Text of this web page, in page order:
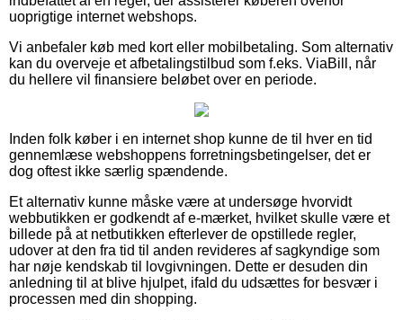
uoprigtige internet webshops.
Vi anbefaler køb med kort eller mobilbetaling. Som alternativ
kan du overveje et afbetalingstilbud som f.eks. ViaBill, når
du hellere vil finansiere beløbet over en periode.
Inden folk køber i en internet shop kunne de til hver en tid
gennemlæse webshoppens forretningsbetingelser, det er
dog oftest ikke særlig spændende.
Et alternativ kunne måske være at undersøge hvorvidt
webbutikken er godkendt af e-mærket, hvilket skulle være et
billede på at netbutikken efterlever de opstillede regler,
udover at den fra tid til anden revideres af sagkyndige som
har nøje kendskab til lovgivningen. Dette er desuden din
anledning til at blive hjulpet, ifald du udsættes for besvær i
processen med din shopping.